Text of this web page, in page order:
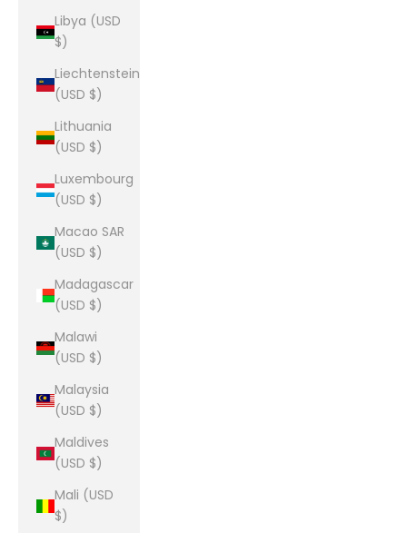
Libya (USD
$)
Liechtenstein
(USD $)
Lithuania
(USD $)
Luxembourg
(USD $)
Macao SAR
(USD $)
Madagascar
(USD $)
Malawi
(USD $)
Malaysia
(USD $)
Maldives
(USD $)
Mali (USD
$)